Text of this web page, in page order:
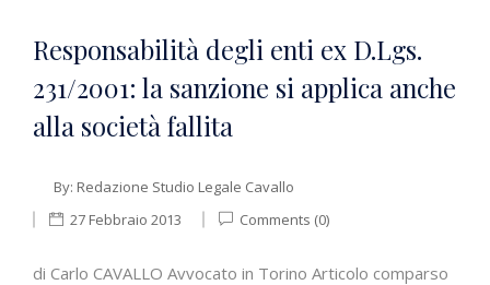
Responsabilità degli enti ex D.Lgs.
231/2001: la sanzione si applica anche
alla società fallita
By: Redazione Studio Legale Cavallo
27 Febbraio 2013
Comments (0)
di Carlo CAVALLO Avvocato in Torino Articolo comparso